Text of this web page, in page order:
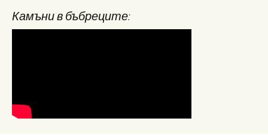
Камъни в бъбреците: